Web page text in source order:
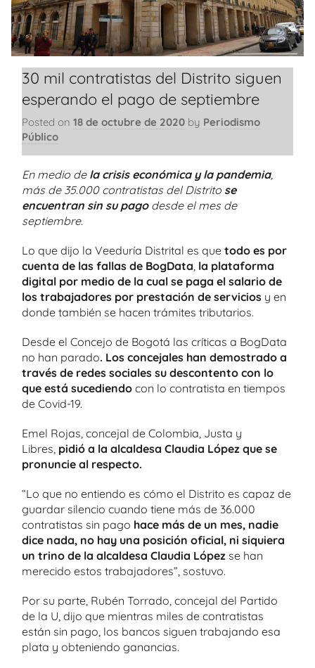
30 mil contratistas del Distrito siguen
esperando el pago de septiembre
Posted on 18 de octubre de 2020 by Periodismo
Público
En medio de la crisis económica y la pandemia,
más de 35.000 contratistas del Distrito se
encuentran sin su pago desde el mes de
septiembre.
Lo que dijo la Veeduría Distrital es que todo es por
cuenta de las fallas de BogData la plataforma
digital por medio de la cual se paga el salario de
los trabajadores por prestación de servicios y en
donde también se hacen trámites tributarios.
Desde el Concejo de Bogotá las críticas a BogData
no han parado. Los concejales han demostrado a
través de redes sociales su descontento con lo
que está sucediendo con lo contratista en tiempos
de Covid-19.
Emel Rojas, concejal de Colombia, Justa y
Libres, pidió a la alcaldesa Claudia López que se
pronuncie al respecto.
“Lo que no entiendo es cómo el Distrito es capaz de
guardar silencio cuando tiene más de 36.000
contratistas sin pago hace más de un mes, nadie
dice nada, no hay una posición oficial, ni siquiera
un trino de la alcaldesa Claudia López se han
merecido estos trabajadores”, sostuvo.
Por su parte, Rubén Torrado, concejal del Partido
de la U, dijo que mientras miles de contratistas
están sin pago, los bancos siguen trabajando esa
plata y obteniendo ganancias.